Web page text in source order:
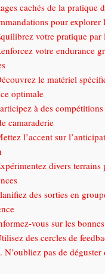
cachés de la pratique
pour explorer
votre pratique par
votre endurance
le matériel
optimale
à des
camaraderie
l’accent sur
divers terrains
des sorties en
vous sur les
des cercles de
N’oubliez pas de